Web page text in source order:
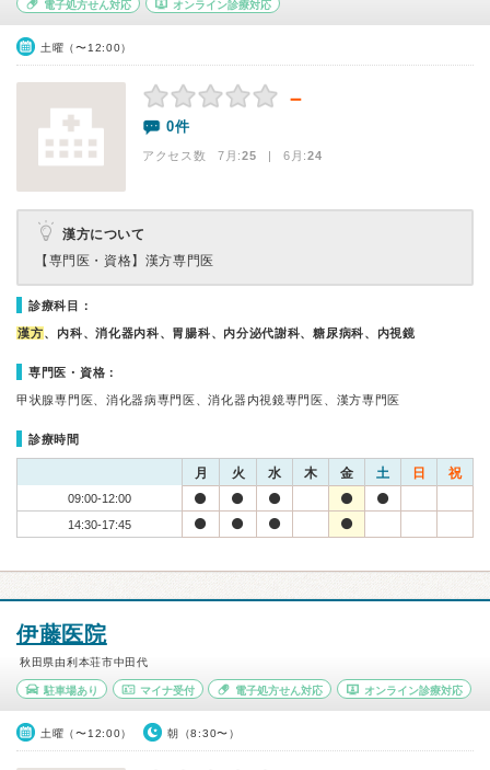
電子処方せん対応 オンライン診療対応
土曜（〜12:00）
－
0件
アクセス数 7月:25 | 6月:24
漢方について
【専門医・資格】 漢方専門医
診療科目：
漢方、内科、消化器内科、胃腸科、内分泌代謝科、糖尿病科、内視鏡
専門医・資格：
甲状腺専門医、消化器病専門医、消化器内視鏡専門医、漢方専門医
診療時間
月 火 水 木 金 土 日 祝
09:00-12:00
14:30-17:45
伊藤医院
秋田県由利本荘市中田代
駐車場あり マイナ受付 電子処方せん対応 オンライン診療対応
土曜（〜12:00） 朝（8:30〜）